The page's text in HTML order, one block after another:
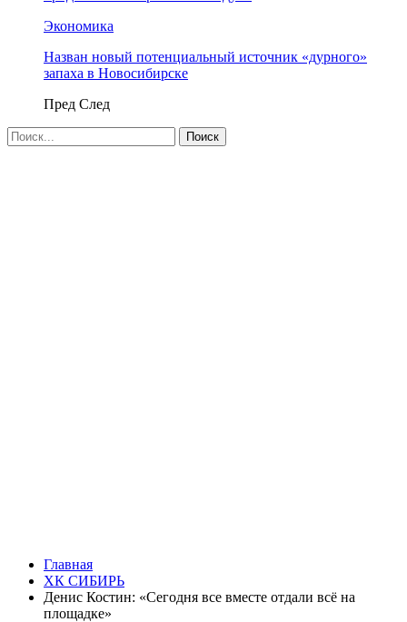
Экономика
Назван новый потенциальный источник «дурного»
запаха в Новосибирске
Пред След
Главная
ХК СИБИРЬ
Денис Костин: «Сегодня все вместе отдали всё на
площадке»